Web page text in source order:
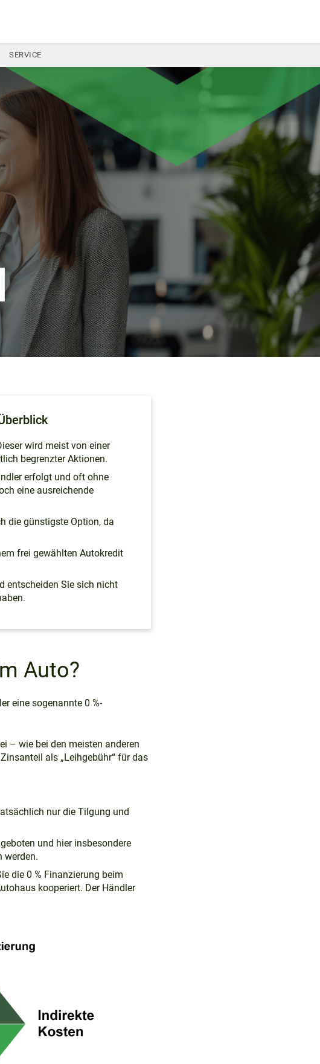
SERVICE
wird meist von einer
begrenzter Aktionen.
erfolgt und oft ohne
eine ausreichende
die günstigste Option, da
frei gewählten Autokredit
entscheiden Sie sich nicht
Auto?
eine sogenannte 0 %-
– wie bei den meisten anderen
als „Leihgebühr“ für das
nur die Tilgung und
und hier insbesondere
werden.
die 0 % Finanzierung beim
kooperiert. Der Händler